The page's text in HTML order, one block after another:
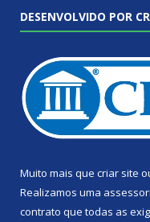
DESENVOLVIDO POR
Muito mais que criar site
Realizamos uma
contrato que todas as